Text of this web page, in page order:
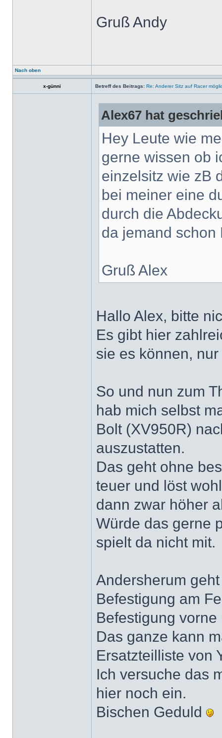
Gruß Andy
Nach oben
x-günni Betreff des Beitrags: Re: Anderer Sitz auf Racer
Alex67 hat
Hey Leute wie
gerne wissen ob
einzelsitz wie zB
bei meiner eine
durch die
da jemand schon
Gruß Alex
Hallo Alex, bitte
Es gibt hier
sie es können,
So und nun zum
hab mich selbst
Bolt (XV950R)
auszustatten.
Das geht ohne
teuer und löst
dann zwar höher
Würde das gerne
spielt da nicht mit.
Andersherum
Befestigung am
Befestigung
Das ganze kann
Ersatzteilliste von
Ich versuche das
hier noch ein.
Bischen Geduld